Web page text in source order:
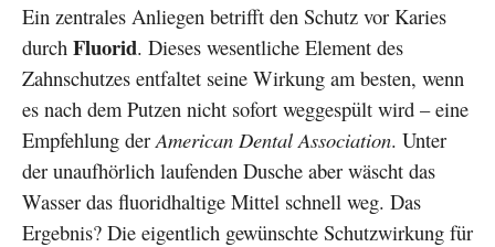
Ein zentrales Anliegen betrifft den Schutz vor Karies
durch Fluorid. Dieses wesentliche Element des
Zahnschutzes entfaltet seine Wirkung am besten, wenn
es nach dem Putzen nicht sofort weggespült wird – eine
Empfehlung der American Dental Association. Unter
der unaufhörlich laufenden Dusche aber wäscht das
Wasser das fluoridhaltige Mittel schnell weg. Das
Ergebnis? Die eigentlich gewünschte Schutzwirkung für